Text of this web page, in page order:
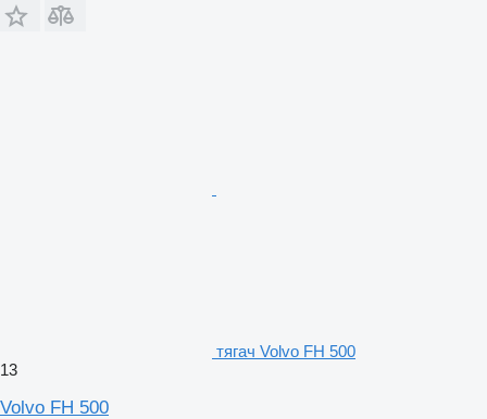
тягач Volvo FH 500
13
Volvo FH 500